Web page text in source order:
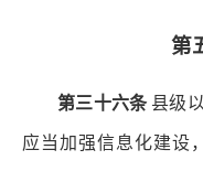
第
第三十六条县级
应当加强信息化建设